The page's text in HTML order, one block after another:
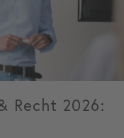
Recht 2026: